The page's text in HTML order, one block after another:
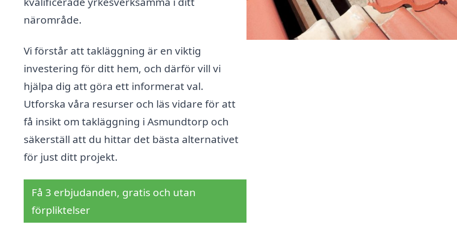
närområde.
Vi förstår att takläggning är en viktig
investering för ditt hem, och därför vill vi
hjälpa dig att göra ett informerat val.
Utforska våra resurser och läs vidare för att
få insikt om takläggning i Asmundtorp och
säkerställ att du hittar det bästa alternativet
för just ditt projekt.
Få 3 erbjudanden, gratis och utan
förpliktelser